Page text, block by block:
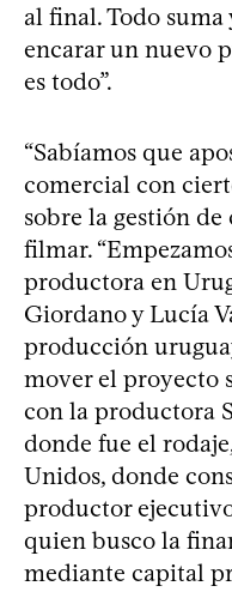
al final. Todo
encarar un nuevo
es todo”.
“Sabíamos que
comercial con
sobre la gestión
filmar.
productora en
Giordano y Lucía
producción
mover el proyecto
con la productora
donde fue el
Unidos, donde
productor
quien busco la
mediante capital